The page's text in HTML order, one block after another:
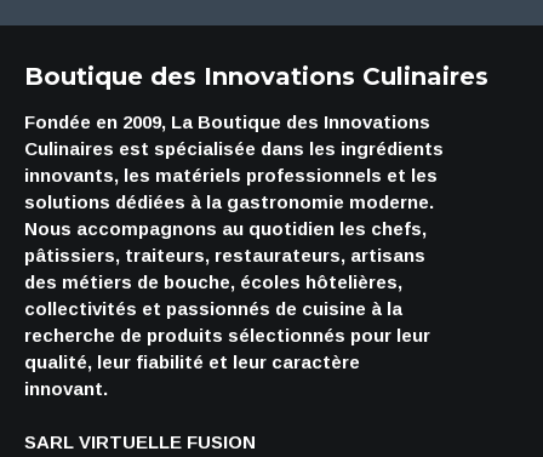
Boutique des Innovations Culinaires
Fondée en 2009, La Boutique des Innovations
Culinaires est spécialisée dans les ingrédients
innovants, les matériels professionnels et les
solutions dédiées à la gastronomie moderne.
Nous accompagnons au quotidien les chefs,
pâtissiers, traiteurs, restaurateurs, artisans
des métiers de bouche, écoles hôtelières,
collectivités et passionnés de cuisine à la
recherche de produits sélectionnés pour leur
qualité, leur fiabilité et leur caractère
innovant.
SARL VIRTUELLE FUSION